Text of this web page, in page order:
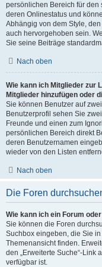
persönlichen Bereich für den
deren Onlinestatus und
Abhängig von dem Style,
auch hervorgehoben sein.
Sie seine Beiträge
Nach oben
Wie kann ich Mitglieder zur
Mitglieder hinzufügen oder
Sie können Benutzer auf
Benutzerprofil sehen Sie
Freunde und einen zum
persönlichen Bereich direkt
deren Benutzernamen
wieder von den Listen
Nach oben
Die Foren
Wie kann ich ein Forum
Sie können die Foren
Suchbox eingeben, die Sie
Themenansicht finden.
den „Erweiterte Suche“-Link
verfügbar ist.